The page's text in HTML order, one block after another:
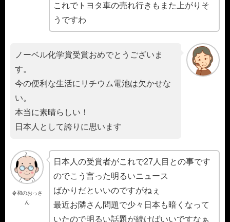
これでトヨタ車の売れ行きもまた上がりそ
うですわ
ノーベル化学賞受賞おめでとうございま
す。
今の便利な生活にリチウム電池は欠かせな
い。
本当に素晴らしい！
日本人として誇りに思います
令和のおっさ
ん
日本人の受賞者がこれで27人目との事です
のでこう言った明るいニュース
ばかりだといいのですがねぇ
最近お隣さん問題で少々日本も暗くなって
いたので明るい話題が続けばいいですなぁ